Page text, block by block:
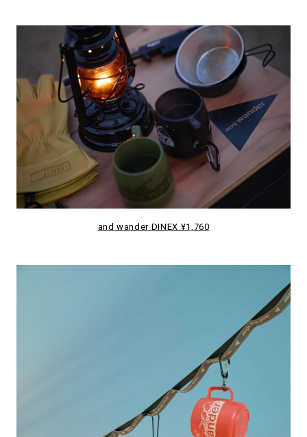
and wander DINEX ¥1,760